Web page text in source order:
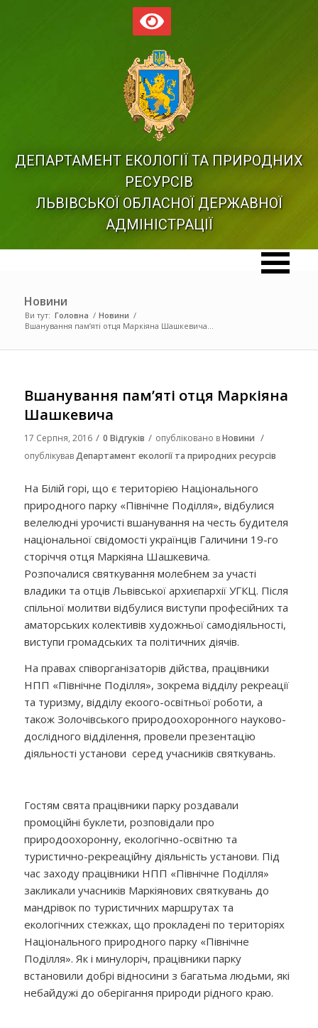
ДЕПАРТАМЕНТ ЕКОЛОГІЇ ТА ПРИРОДНИХ
РЕСУРСІВ
ЛЬВІВСЬКОЇ ОБЛАСНОЇ ДЕРЖАВНОЇ
АДМІНІСТРАЦІЇ
Новини
Ви тут: Головна / Новини /
Вшанування пам’яті отця Маркіяна Шашкевича...
Вшанування пам’яті отця Маркіяна
Шашкевича
17 Серпня, 2016 / 0 Відгуків / опубліковано вНовини /
опублікувавДепартамент екології та природних ресурсів
На Білій горі, що є територією Національного
природного парку «Північне Поділля», відбулися
велелюдні урочисті вшанування на честь будителя
національної свідомості українців Галичини 19-го
сторіччя отця Маркіяна Шашкевича.
Розпочалися святкування молебнем за участі
владики та отців Львівської архиєпархії УГКЦ. Після
спільної молитви відбулися виступи професійних та
аматорських колективів художньої самодіяльності,
виступи громадських та політичних діячів.
На правах співорганізаторів дійства, працівники
НПП «Північне Поділля», зокрема відділу рекреації
та туризму, відділу екоого-освітньої роботи, а
також Золочівського природоохоронного науково-
дослідного відділення, провели презентацію
діяльності установи серед учасників святкувань.
Гостям свята працівники парку роздавали
промоційні буклети, розповідали про
природоохоронну, екологічно-освітню та
туристично-рекреаційну діяльність установи. Під
час заходу працівники НПП «Північне Поділля»
закликали учасників Маркіянових святкувань до
мандрівок по туристичних маршрутах та
екологічних стежках, що прокладені по територіях
Національного природного парку «Північне
Поділля». Як і минулоріч, працівники парку
встановили добрі відносини з багатьма людьми, які
небайдужі до оберігання природи рідного краю.